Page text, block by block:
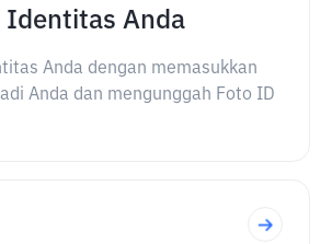
Identitas Anda
Anda dengan memasukkan
Anda dan mengunggah Foto ID